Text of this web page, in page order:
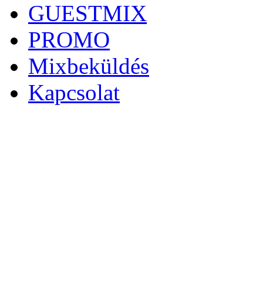
GUESTMIX
PROMO
Mixbeküldés
Kapcsolat